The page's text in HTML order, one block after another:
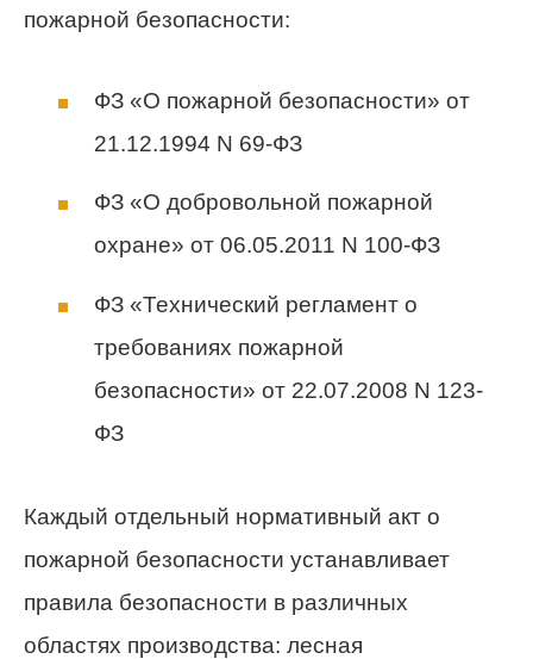
пожарной безопасности:
ФЗ «О пожарной безопасности» от
21.12.1994 N 69-ФЗ
ФЗ «О добровольной пожарной
охране» от 06.05.2011 N 100-ФЗ
ФЗ «Технический регламент о
требованиях пожарной
безопасности» от 22.07.2008 N 123-
ФЗ
Каждый отдельный нормативный акт о
пожарной безопасности устанавливает
правила безопасности в различных
областях производства: лесная